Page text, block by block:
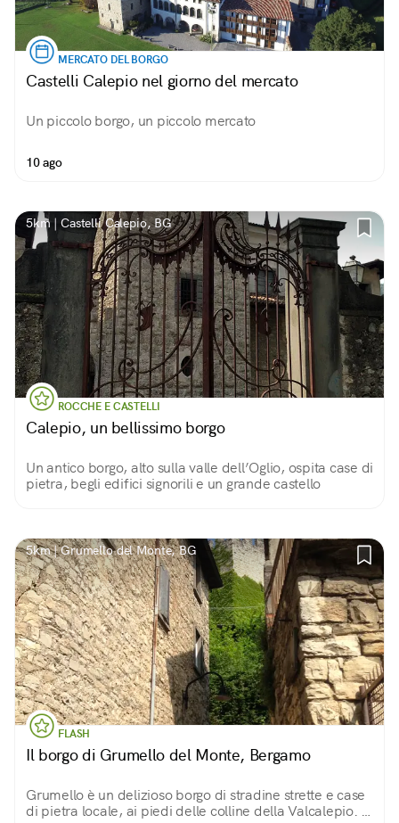
MERCATO DEL BORGO
Castelli Calepio nel giorno del mercato
Un piccolo borgo, un piccolo mercato
10 ago
5km | Castelli Calepio, BG
ROCCHE E CASTELLI
Calepio, un bellissimo borgo
Un antico borgo, alto sulla valle dell’Oglio, ospita case di
pietra, begli edifici signorili e un grande castello
5km | Grumello del Monte, BG
FLASH
Il borgo di Grumello del Monte, Bergamo
Grumello è un delizioso borgo di stradine strette e case
di pietra locale, ai piedi delle colline della Valcalepio. A